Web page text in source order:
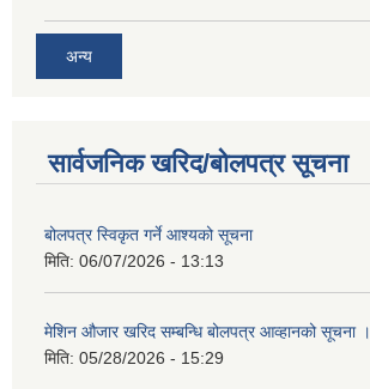
अन्य
सार्वजनिक खरिद/बोलपत्र सूचना
बोलपत्र स्विकृत गर्ने आश्यको सूचना
मिति: 06/07/2026 - 13:13
मेशिन औजार खरिद सम्बन्धि बोलपत्र आव्हानको सूचना ।
मिति: 05/28/2026 - 15:29